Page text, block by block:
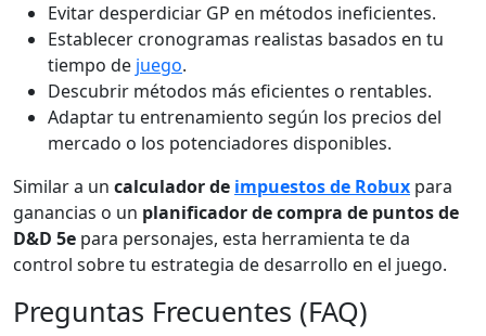
Evitar desperdiciar GP en métodos ineficientes.
Establecer cronogramas realistas basados en tu
tiempo de juego.
Descubrir métodos más eficientes o rentables.
Adaptar tu entrenamiento según los precios del
mercado o los potenciadores disponibles.
Similar a un calculador de impuestos de Robux para
ganancias o un planificador de compra de puntos de
D&D 5e para personajes, esta herramienta te da
control sobre tu estrategia de desarrollo en el juego.
Preguntas Frecuentes (FAQ)